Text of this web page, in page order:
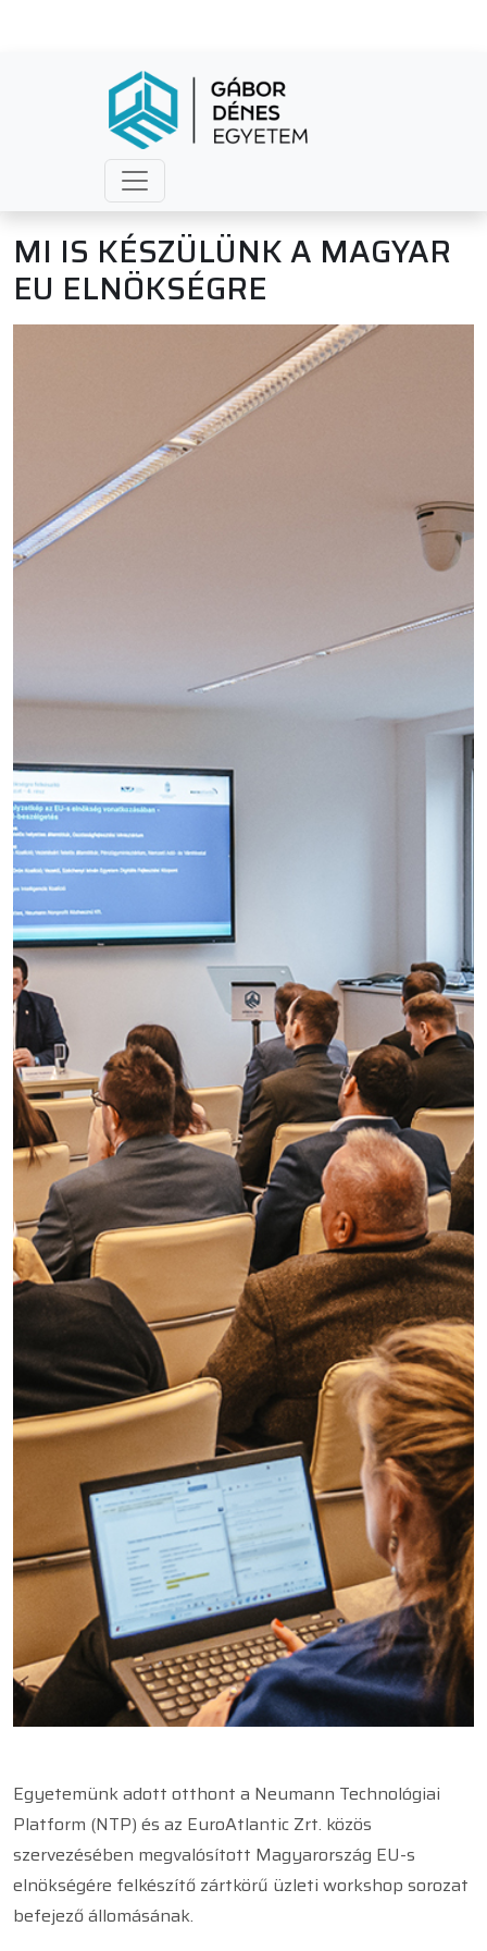
MI IS KÉSZÜLÜNK A MAGYAR
EU ELNÖKSÉGRE
Egyetemünk adott otthont a Neumann Technológiai
Platform (NTP) és az EuroAtlantic Zrt. közös
szervezésében megvalósított Magyarország EU-s
elnökségére felkészítő zártkörű üzleti workshop sorozat
befejező állomásának.